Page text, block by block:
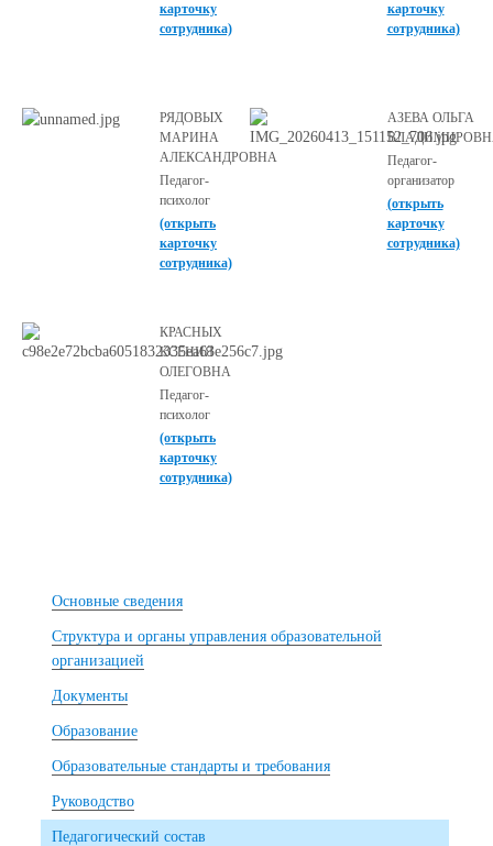
карточку
сотрудника)
карточку
сотрудника)
РЯДОВЫХ
МАРИНА
АЛЕКСАНДРОВНА
Педагог-
психолог
(открыть
карточку
сотрудника)
АЗЕВА ОЛЬГА
Педагог-
организатор
(открыть
карточку
сотрудника)
КРАСНЫХ
КСЕНИЯ
ОЛЕГОВНА
Педагог-
психолог
(открыть
карточку
сотрудника)
Основные сведения
Структура и органы управления образовательной
организацией
Документы
Образование
Образовательные стандарты и требования
Руководство
Педагогический состав